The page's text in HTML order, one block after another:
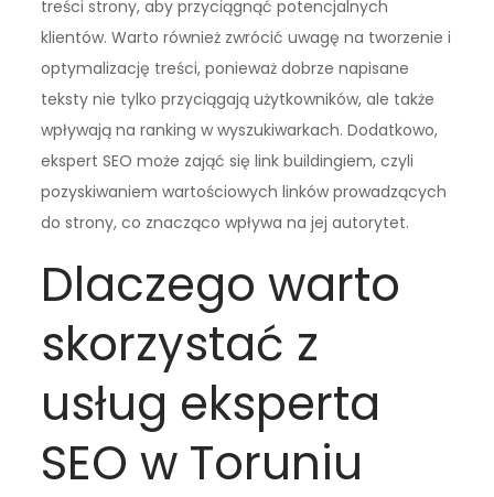
treści strony, aby przyciągnąć potencjalnych
klientów. Warto również zwrócić uwagę na tworzenie i
optymalizację treści, ponieważ dobrze napisane
teksty nie tylko przyciągają użytkowników, ale także
wpływają na ranking w wyszukiwarkach. Dodatkowo,
ekspert SEO może zająć się link buildingiem, czyli
pozyskiwaniem wartościowych linków prowadzących
do strony, co znacząco wpływa na jej autorytet.
Dlaczego warto
skorzystać z
usług eksperta
SEO w Toruniu